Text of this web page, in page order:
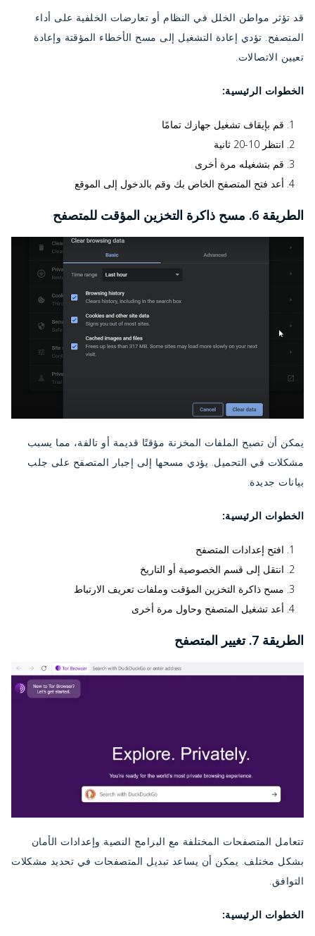
قد تؤثر مواطن الخلل في النظام أو تعارضات الخلفية على أداء
المتصفح. تؤدي إعادة التشغيل إلى مسح الأخطاء المؤقتة وإعادة
تعيين الاتصالات.
الخطوات الرئيسية:
قم بإيقاف تشغيل جهازك تمامًا
انتظر 10-20 ثانية
قم بتشغيله مرة أخرى
أعد فتح المتصفح الخاص بك وقم بالدخول إلى الموقع
الطريقة 6. مسح ذاكرة التخزين المؤقت للمتصفح
يمكن أن تصبح الملفات المخزنة مؤقتًا قديمة أو تالفة، مما يسبب
مشكلات في التحميل. يؤدي مسحها إلى إجبار المتصفح على جلب
بيانات جديدة.
الخطوات الرئيسية:
افتح إعدادات المتصفح
انتقل إلى قسم الخصوصية أو التاريخ
مسح ذاكرة التخزين المؤقت وملفات تعريف الارتباط
أعد تشغيل المتصفح وحاول مرة أخرى
الطريقة 7. تغيير المتصفح
تتعامل المتصفحات المختلفة مع البرامج النصية وإعدادات الأمان
بشكل مختلف. يمكن أن يساعد تبديل المتصفحات في تحديد مشكلات
التوافق.
الخطوات الرئيسية: